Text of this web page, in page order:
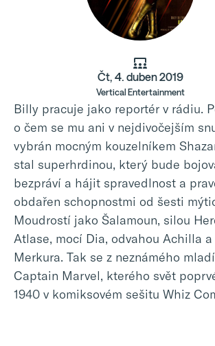
Čt, 4. duben 2019
Vertical Entertainment
Billy pracuje jako reportér v rádiu.
o čem se mu ani v nejdivočejším
vybrán mocným kouzelníkem
stal superhrdinou, který bude
bezpráví a hájit spravedlnost a
obdařen schopnostmi od šesti
Moudrostí jako Šalamoun, silou
Atlase, mocí Dia, odvahou Achilla
Merkura. Tak se z neznámého
Captain Marvel, kterého svět
1940 v komiksovém sešitu Whiz